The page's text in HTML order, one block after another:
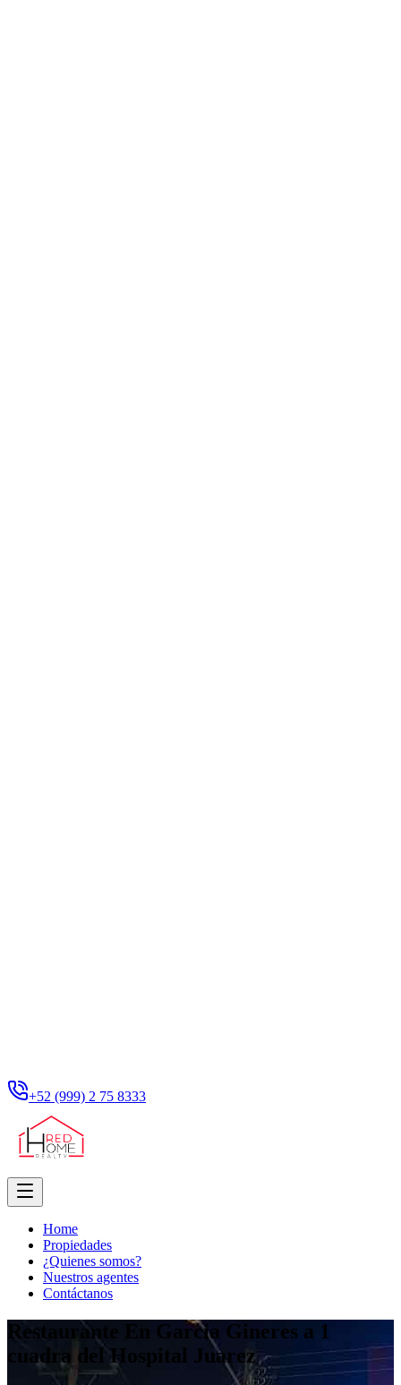
+52 (999) 2 75 8333
Home
Propiedades
¿Quienes somos?
Nuestros agentes
Contáctanos
Restaurante En Garcia Gineres a 1
cuadra del Hospital Juarez